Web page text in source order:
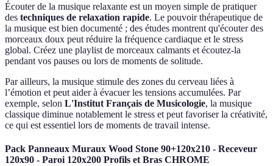
Écouter de la musique relaxante est un moyen simple de pratiquer
des techniques de relaxation rapide. Le pouvoir thérapeutique de
la musique est bien documenté ; des études montrent qu'écouter des
morceaux doux peut réduire la fréquence cardiaque et le stress
global. Créez une playlist de morceaux calmants et écoutez-la
pendant vos pauses ou lors de moments de solitude.
Par ailleurs, la musique stimule des zones du cerveau liées à
l’émotion et peut aider à évacuer les tensions accumulées. Par
exemple, selon L'Institut Français de Musicologie, la musique
classique diminue notablement le stress et peut favoriser la créativité,
ce qui est essentiel lors de moments de travail intense.
Pack Panneaux Muraux Wood Stone 90+120x210 - Receveur
120x90 - Paroi 120x200 Profils et Bras CHROME